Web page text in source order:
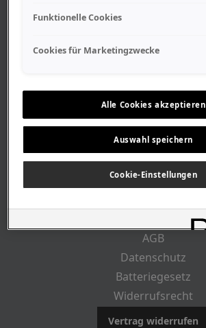
Geschäftszeiten
Stellenangebote
Geschichte
RECHTLICHES
AGB
Datenschutz
Batteriegesetz
Widerrufsrecht
Vertrag widerrufen
Funktionelle Cookies
Cookies für Marketingzwecke
Alle Cookies akzeptieren
Auswahl speichern
Cookie-Einstellungen